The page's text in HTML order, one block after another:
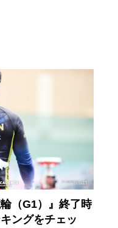
（G1）』終了時
ングをチェッ